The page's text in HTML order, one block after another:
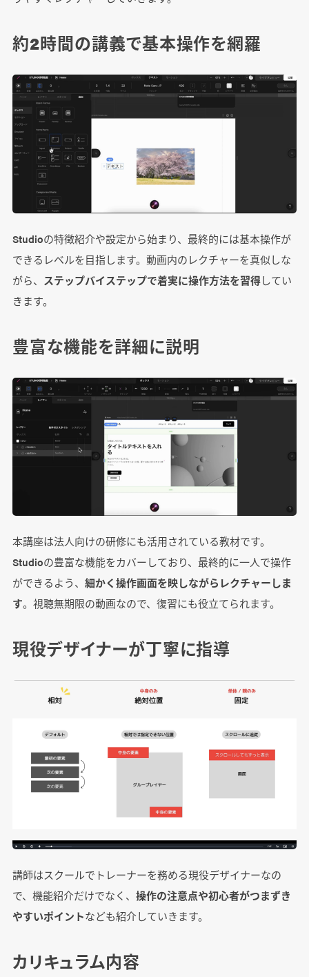
約2時間の講義で基本操作を網羅
Studioの特徴紹介や設定から始まり、最終的には基本操作が
できるレベルを目指します。動画内のレクチャーを真似しな
がら、 ステップバイステップで着実に操作方法を習得してい
きます。
豊富な機能を詳細に説明
本講座は法人向けの研修にも活用されている教材です。
Studioの豊富な機能をカバーしており、最終的に一人で操作
ができるよう、 細かく操作画面を映しながらレクチャーしま
す。視聴無期限の動画なので、復習にも役立てられます。
現役デザイナーが丁寧に指導
講師はスクールでトレーナーを務める現役デザイナーなの
で、機能紹介だけでなく、 操作の注意点や初心者がつまずき
やすいポイントなども紹介していきます。
カリキュラム内容